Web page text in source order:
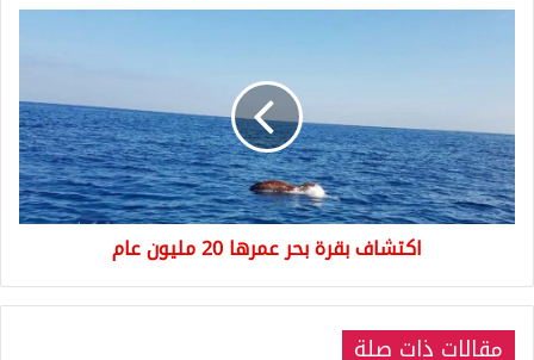
مليون
عام
اكتشاف بقرة بحر عمرها 20 مليون عام
مقالات ذات صلة